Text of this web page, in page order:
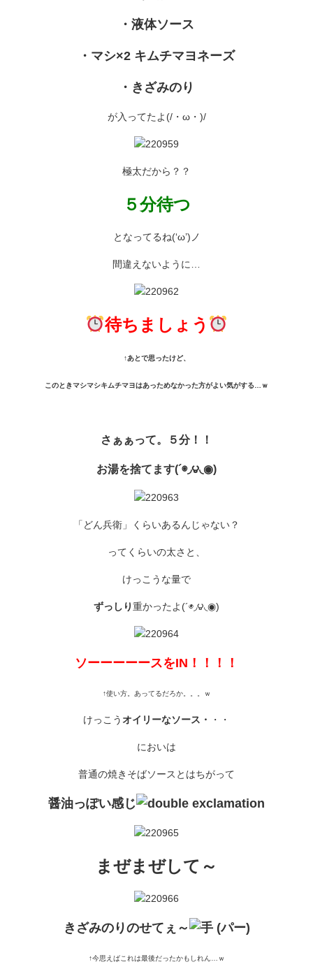
・液体ソース
・ マシ×2 キムチマヨネーズ
・きざみのり
が入ってたよ(/・ω・)/
極太だから？？
５分待つ
となってるね(‘ω’)ノ
間違えないように…
待ちましょう
↑あとで思ったけど、
このときマシマシキムチマヨはあっためなかった方がよい気がする…ｗ
さぁぁって。５分！！
お湯を捨てます(´◉◞౪◟◉)
「どん兵衛」くらいあるんじゃない？
ってくらいの太さと、
けっこうな量で
ずっしり重かったよ(´◉◞౪◟◉)
ソーーーーースをIN！！！！
↑使い方。あってるだろか。。。ｗ
けっこうオイリーなソース・ ・・
においは
普通の焼きそばソースとはちがって
醤油っぽい感じ
まぜまぜして～
きざみのりのせてぇ～
↑今思えばこれは最後だったかもしれん…ｗ